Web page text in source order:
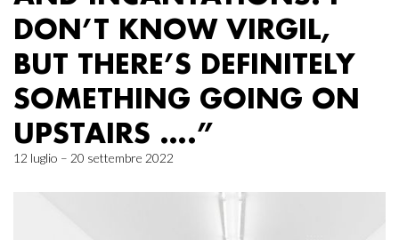
DON’T KNOW VIRGIL,
BUT THERE’S DEFINITELY
SOMETHING GOING ON
UPSTAIRS ….”
12 luglio – 20 settembre 2022